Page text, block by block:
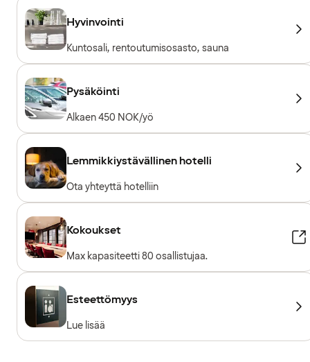
Hyvinvointi
Kuntosali, rentoutumisosasto, sauna
Pysäköinti
Alkaen 450 NOK/yö
Lemmikkiystävällinen hotelli
Ota yhteyttä hotelliin
Kokoukset
Max kapasiteetti 80 osallistujaa.
Esteettömyys
Lue lisää